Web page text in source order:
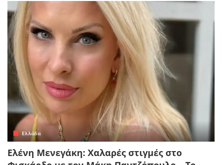
Ελλάδα
Ελένη Μενεγάκη: Χαλαρές στιγμές στο